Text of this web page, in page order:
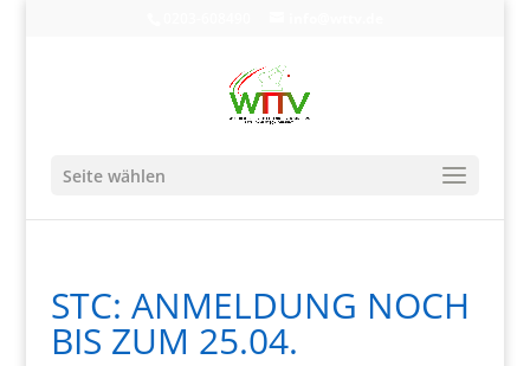
Seite wählen
STC: ANMELDUNG NOCH
BIS ZUM 25.04.